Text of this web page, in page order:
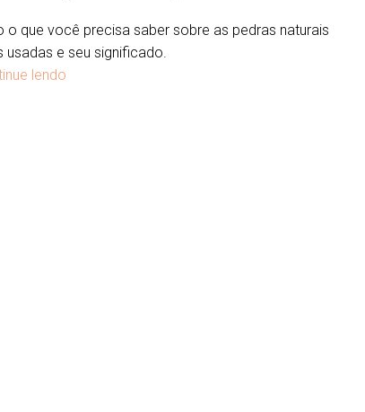
o que você precisa saber sobre as pedras naturais
usadas e seu significado.
lendo